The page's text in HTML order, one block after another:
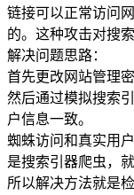
链接可以正常访问
的。这种攻击对搜
解决问题思路：
首先更改网站管理
然后通过模拟搜索
户信息一致。
蜘蛛访问和真实用
是搜索引器爬虫，
所以解决方法就是